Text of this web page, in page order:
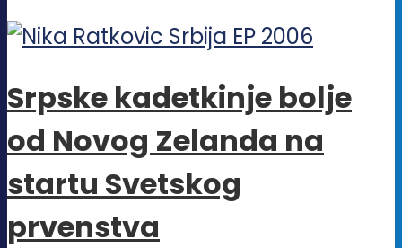
Srpske kadetkinje bolje
od Novog Zelanda na
startu Svetskog
prvenstva